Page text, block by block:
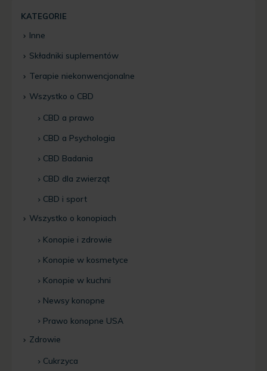
KATEGORIE
Inne
Składniki suplementów
Terapie niekonwencjonalne
Wszystko o CBD
CBD a prawo
CBD a Psychologia
CBD Badania
CBD dla zwierząt
CBD i sport
Wszystko o konopiach
Konopie i zdrowie
Konopie w kosmetyce
Konopie w kuchni
Newsy konopne
Prawo konopne USA
Zdrowie
Cukrzyca